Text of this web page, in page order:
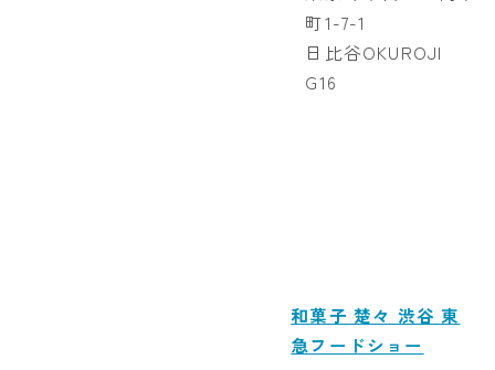
町1-7-1
日比谷OKUROJI
G16
和菓子 楚々 渋谷 東
急フードショー